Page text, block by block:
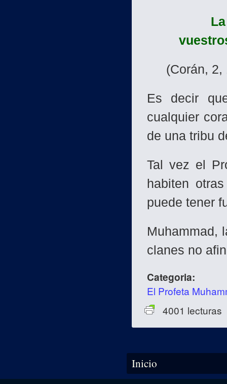
(Corán, 2,
Es decir
cualquier
de una tribu
Tal vez el
habiten
puede tener
Muhammad,
clanes no
Categoria:
El Profeta
4001 lecturas
Se encuentra usted aquí
Inicio